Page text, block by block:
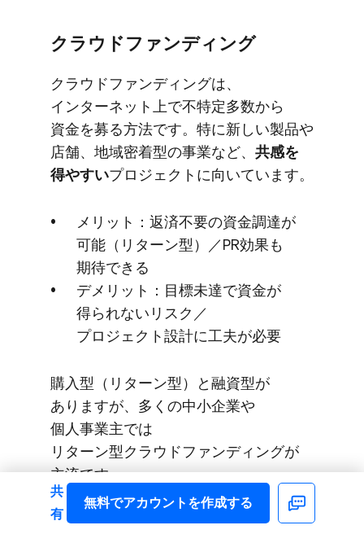
クラウドファンディング
クラウドファンディングは、​
インターネット上で​不特定多数から​
資金を​募る​方​法です。​特に​新しい​製品や​
店舗、​地域密着型の​事業など、 ​共感を​
得やすい​プロジェクトに​向いています。
メリット：返済不要の​資金調達が​
可能​（リターン型）​／PR効果も​
期待できる
デメリット：目標未達で​資金が​
得られないリスク／
プロジェクト設計に​工夫が​必要
購入型​（リターン型）と​融資型が​
ありますが、​多くの​中小企業や​
個人事業主では​
リターン型クラウドファンディングが​
主流です。
Facebook
共
有
無料で​アカウントを​作成する